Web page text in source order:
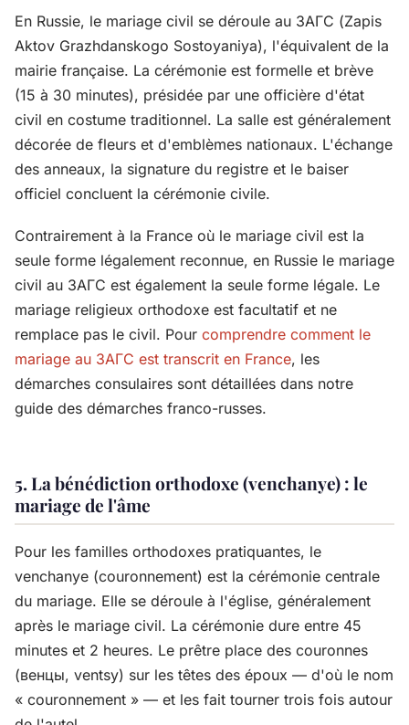
En Russie, le mariage civil se déroule au ЗАГС (Zapis
Aktov Grazhdanskogo Sostoyaniya), l'équivalent de la
mairie française. La cérémonie est formelle et brève
(15 à 30 minutes), présidée par une officière d'état
civil en costume traditionnel. La salle est généralement
décorée de fleurs et d'emblèmes nationaux. L'échange
des anneaux, la signature du registre et le baiser
officiel concluent la cérémonie civile.
Contrairement à la France où le mariage civil est la
seule forme légalement reconnue, en Russie le mariage
civil au ЗАГС est également la seule forme légale. Le
mariage religieux orthodoxe est facultatif et ne
remplace pas le civil. Pour comprendre comment le
mariage au ЗАГС est transcrit en France, les
démarches consulaires sont détaillées dans notre
guide des démarches franco-russes.
5. La bénédiction orthodoxe (venchanye) : le
mariage de l'âme
Pour les familles orthodoxes pratiquantes, le
venchanye (couronnement) est la cérémonie centrale
du mariage. Elle se déroule à l'église, généralement
après le mariage civil. La cérémonie dure entre 45
minutes et 2 heures. Le prêtre place des couronnes
(венцы, ventsy) sur les têtes des époux — d'où le nom
« couronnement » — et les fait tourner trois fois autour